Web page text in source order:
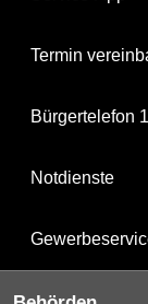
Termin
Bürgertelefon
Notdienste